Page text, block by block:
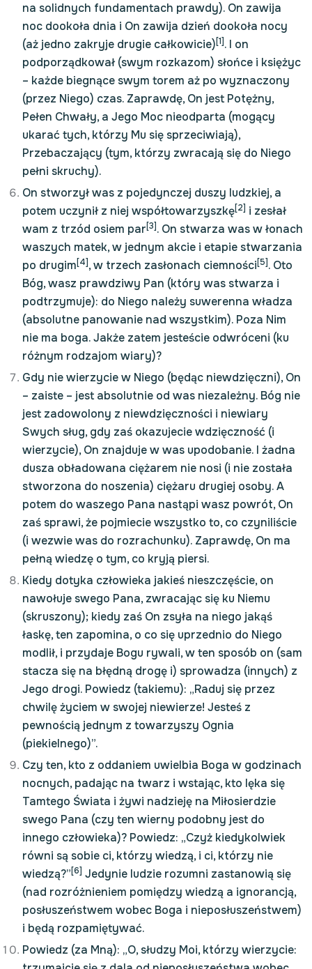
na solidnych fundamentach prawdy). On zawija
noc dookoła dnia i On zawija dzień dookoła nocy
(aż jedno zakryje drugie całkowicie)[1]. I on
podporządkował (swym rozkazom) słońce i księżyc
– każde biegnące swym torem aż po wyznaczony
(przez Niego) czas. Zaprawdę, On jest Potężny,
Pełen Chwały, a Jego Moc nieodparta (mogący
ukarać tych, którzy Mu się sprzeciwiają),
Przebaczający (tym, którzy zwracają się do Niego
pełni skruchy).
On stworzył was z pojedynczej duszy ludzkiej, a
potem uczynił z niej współtowarzyszkę[2] i zesłał
wam z trzód osiem par[3]. On stwarza was w łonach
waszych matek, w jednym akcie i etapie stwarzania
po drugim[4], w trzech zasłonach ciemności[5]. Oto
Bóg, wasz prawdziwy Pan (który was stwarza i
podtrzymuje): do Niego należy suwerenna władza
(absolutne panowanie nad wszystkim). Poza Nim
nie ma boga. Jakże zatem jesteście odwróceni (ku
różnym rodzajom wiary)?
Gdy nie wierzycie w Niego (będąc niewdzięczni), On
– zaiste – jest absolutnie od was niezależny. Bóg nie
jest zadowolony z niewdzięczności i niewiary
Swych sług, gdy zaś okazujecie wdzięczność (i
wierzycie), On znajduje w was upodobanie. I żadna
dusza obładowana ciężarem nie nosi (i nie została
stworzona do noszenia) ciężaru drugiej osoby. A
potem do waszego Pana nastąpi wasz powrót, On
zaś sprawi, że pojmiecie wszystko to, co czyniliście
(i wezwie was do rozrachunku). Zaprawdę, On ma
pełną wiedzę o tym, co kryją piersi.
Kiedy dotyka człowieka jakieś nieszczęście, on
nawołuje swego Pana, zwracając się ku Niemu
(skruszony); kiedy zaś On zsyła na niego jakąś
łaskę, ten zapomina, o co się uprzednio do Niego
modlił, i przydaje Bogu rywali, w ten sposób on (sam
stacza się na błędną drogę i) sprowadza (innych) z
Jego drogi. Powiedz (takiemu): „Raduj się przez
chwilę życiem w swojej niewierze! Jesteś z
pewnością jednym z towarzyszy Ognia
(piekielnego)”.
Czy ten, kto z oddaniem uwielbia Boga w godzinach
nocnych, padając na twarz i wstając, kto lęka się
Tamtego Świata i żywi nadzieję na Miłosierdzie
swego Pana (czy ten wierny podobny jest do
innego człowieka)? Powiedz: „Czyż kiedykolwiek
równi są sobie ci, którzy wiedzą, i ci, którzy nie
wiedzą?”[6] Jedynie ludzie rozumni zastanowią się
(nad rozróżnieniem pomiędzy wiedzą a ignorancją,
posłuszeństwem wobec Boga i nieposłuszeństwem)
i będą rozpamiętywać.
Powiedz (za Mną): „O, słudzy Moi, którzy wierzycie: